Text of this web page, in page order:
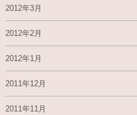
2012年3月
2012年2月
2012年1月
2011年12月
2011年11月